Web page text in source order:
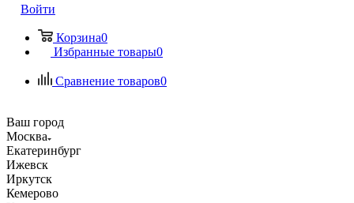
Войти
Корзина0
Избранные товары0
Сравнение товаров0
Ваш город
Москва
Екатеринбург
Ижевск
Иркутск
Кемерово